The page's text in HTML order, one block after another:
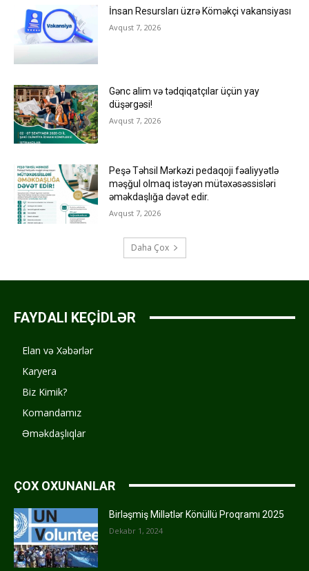
İnsan Resursları üzrə Köməkçi vakansiyası
Avqust 7, 2026
Gənc alim və tədqiqatçılar üçün yay
düşərgəsi!
Avqust 7, 2026
Peşə Təhsil Mərkəzi pedaqoji fəaliyyətlə
məşğul olmaq istəyən mütəxəsəssisləri
əməkdaşlığa dəvət edir.
Avqust 7, 2026
Daha Çox
FAYDALI KEÇİDLƏR
Elan və Xəbərlər
Karyera
Biz Kimik?
Komandamız
Əməkdaşlıqlar
ÇOX OXUNANLAR
Birləşmiş Millətlər Könüllü Proqramı 2025
Dekabr 1, 2024